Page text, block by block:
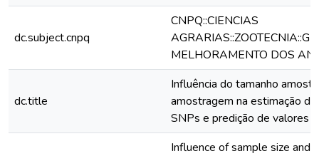
dc.subject.cnpq
CNPQ::CIENCIAS
MELHORAMENTO DOS
dc.title
Influência do tamanho
amostragem na estimação
SNPs e predição de valores
Influence of sample size and